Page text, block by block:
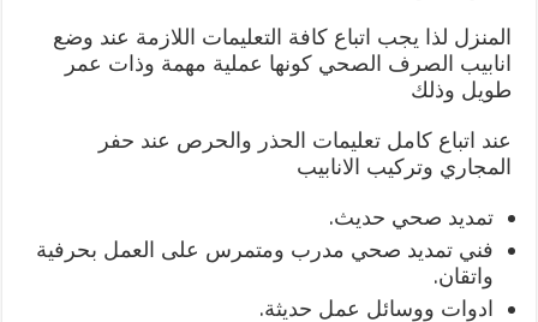
المنزل لذا يجب اتباع كافة التعليمات اللازمة عند وضع
انابيب الصرف الصحي كونها عملية مهمة وذات عمر
طويل وذلك
عند اتباع كامل تعليمات الحذر والحرص عند حفر
المجاري وتركيب الانابيب
تمديد صحي حديث.
فني تمديد صحي مدرب ومتمرس على العمل بحرفية
واتقان.
ادوات ووسائل عمل حديثة.